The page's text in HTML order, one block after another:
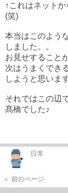
↑これはネット
(笑)
本当はこのよう
しました。。
お見せすること
次はうまくでき
しようと思いま
それではこの辺
髙橋でした♪
日常
＜ 前のページ